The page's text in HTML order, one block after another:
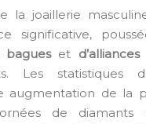
la joaillerie
significative,
bagueset d’alliances
Les statistiques
augmentation de la
de diamants